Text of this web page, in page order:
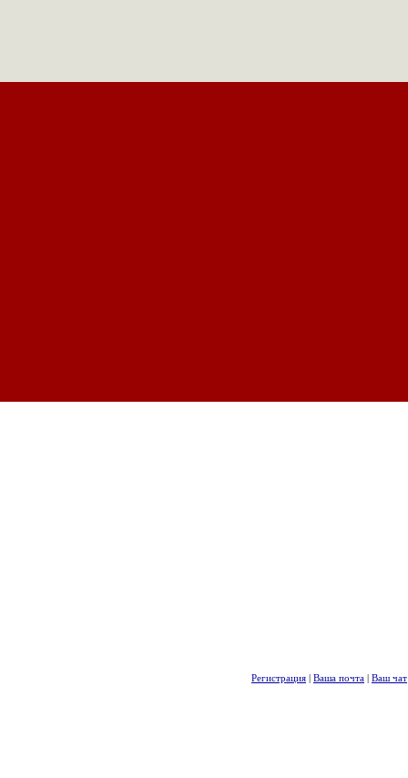
Регистрация | Ваша почта | Ваш чат